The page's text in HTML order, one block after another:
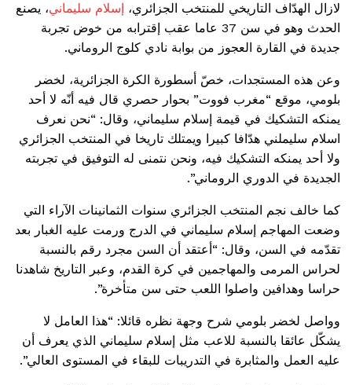
لازال الهدّاف التاريخي للمنتخب الجزائري، إسلام سليماني، يصنع
الحدث وهو في سن 37 عاما عقب إقترابه من خوض تجربة
جديدة في القارة العجوز من بوابة نادي كلوج الروماني.
وعن هذه المستجدات، خصّ أسطورة الكرة الجزائرية، لخضر
بلومي، موقع “مغرب فووت” بحوار حصري قال فيه أنّه لا أحد
يمنكه التشكيك في قيمة إسلام سليماني، وقال: “نحن نعرف
اسلام سليملني هدّافا كبيرا ويمتلك تاريخا في المنتخب الجزائري
ولا أحد يمنكه التشكيك فيه، ونحن نتمنى له التوفيق في تجربته
الجديدة في الدوري الروماني”.
كما خالف نجم المنتخب الجزائري سنوات الثمانينات الآراء التي
وضعت المهاجم إسلام سليماني في الدرج ورمت عليه الغبار بعد
تقدّمه في السن، وقال: “أعتقد أن السن مجرد رقم بالنسبة
لحراس المرمى والمهاجمين في كرة القدم، وعبر التاريخ شاهدنا
حراسا وهدافين واصلوا اللعب حتى سن متأخرة”.
وواصل لخضر بلومي شرح وجهة نظره قائلا: “هذا العامل لا
يشكّل عائقا بالنسبة للاعب مثل إسلام سليماني الذي يعرف أن
عليه العمل والمثابرة في التدريبات للبقاء في المستوى العالي”.